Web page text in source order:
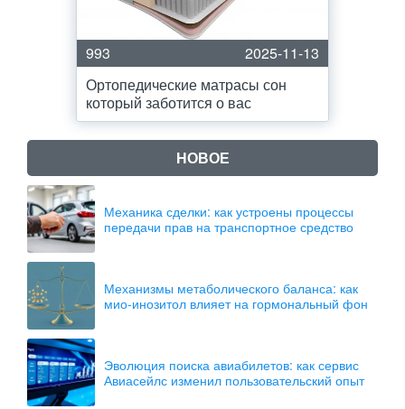
993
2025-11-13
Ортопедические матрасы сон
который заботится о вас
НОВОЕ
Механика сделки: как устроены процессы
передачи прав на транспортное средство
Механизмы метаболического баланса: как
мио-инозитол влияет на гормональный фон
Эволюция поиска авиабилетов: как сервис
Авиасейлс изменил пользовательский опыт